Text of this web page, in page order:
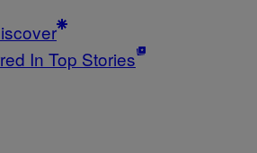
In Top Stories